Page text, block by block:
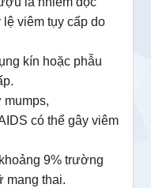
viêm tụy cấp do
kín hoặc phẫu
mumps,
có thể gây viêm
9% trường
mang thai.